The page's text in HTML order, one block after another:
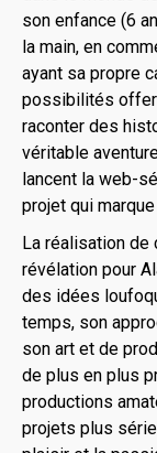
son enfance (6
la main, en
ayant sa propre
possibilités
raconter des
véritable
lancent la web-
projet qui
La réalisation
révélation pour
des idées
temps, son
son art et de
de plus en plus
productions
projets plus